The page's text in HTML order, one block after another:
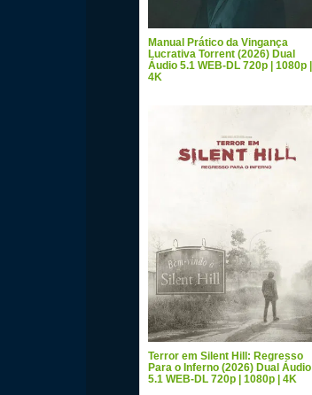
Manual Prático da Vingança
Lucrativa Torrent (2026) Dual
Áudio 5.1 WEB-DL 720p | 1080p |
4K
Terror em Silent Hill: Regresso
Para o Inferno (2026) Dual Áudio
5.1 WEB-DL 720p | 1080p | 4K